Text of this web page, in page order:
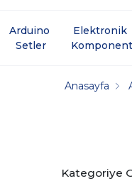
Arduino
Setler
Elektronik
Komponent
Anasayfa
Kategoriye